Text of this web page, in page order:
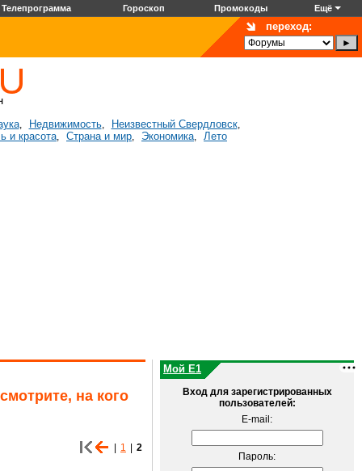
Телепрограмма Гороскоп Промокоды Ещё
переход:
, Недвижимость, Неизвестный Свердловск,
и красота, Страна и мир, Экономика, Лето
на кого
1 2
Мой E1
Вход для зарегистрированных
пользователей:
E-mail:
Пароль: